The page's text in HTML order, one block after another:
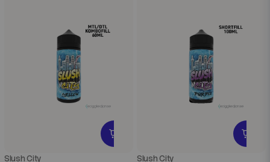
Slush City Slush City